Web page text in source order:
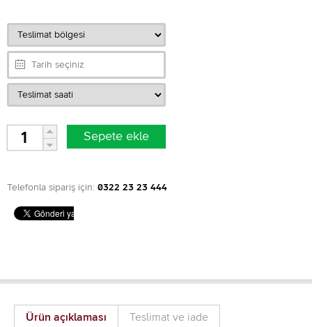
Telefonla sipariş için: 0322 23 23 444
Ürün açıklaması Teslimat ve iade